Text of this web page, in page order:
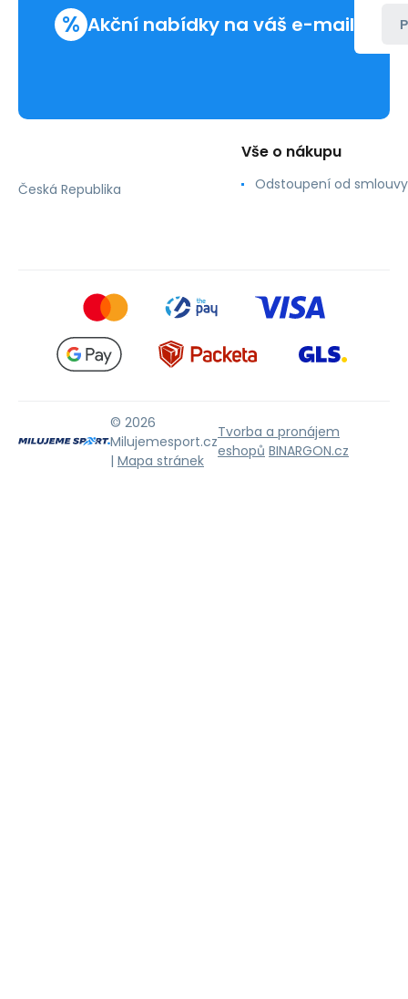
% Akční nabídky na váš e-mail
Česká Republika
Vše o nákupu
Odstoupení od smlouvy
© 2026
Milujemesport.cz
| Mapa stránek
Tvorba a pronájem
eshopů BINARGON.cz